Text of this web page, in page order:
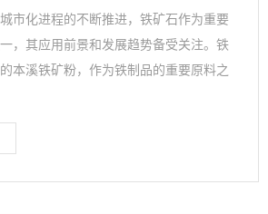
市化进程的不断推进，铁矿石作为重要
，其应用前景和发展趋势备受关注。铁
本溪铁矿粉，作为铁制品的重要原料之